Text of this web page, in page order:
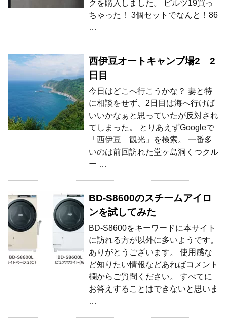
クを購入しました。 ピルツ19買っ
ちゃった！ 3個セットでなんと！86
…
西伊豆オートキャンプ場2 2
日目
今日はどこへ行こうかな？ 妻と特
に相談をせず、2日目は海へ行けば
いいかなぁと思っていたが反対され
てしまった。 とりあえずGoogleで
「西伊豆 観光」を検索。 一番多
いのは前回訪れた堂ヶ島洞くつクル
ー …
BD-S8600のスチームアイロ
ンを試してみた
BD-S8600をキーワードに本サイト
に訪れる方が以外に多いようです。
ありがとうございます。 使用感な
ど知りたい情報などあればコメント
欄からご質問ください。 すべてに
お答えすることはできないと思いま
…